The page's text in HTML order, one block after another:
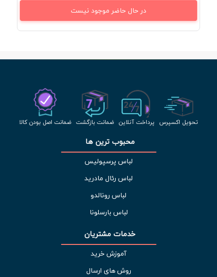
در حال حاضر موجود نیست
تحویل اکسپرس پرداخت آنلاین ضمانت بازگشت ضمانت اصل بودن کالا
محبوب ترین ها
لباس پرسپولیس
لباس رئال مادرید
لباس رونالدو
لباس بارسلونا
خدمات مشتریان
آموزش خرید
روش های ارسال